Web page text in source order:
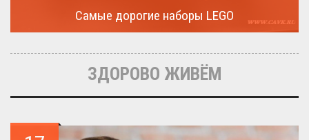
Самые дорогие наборы LEGO
дорогие...
ЗДОРОВО ЖИВЁМ